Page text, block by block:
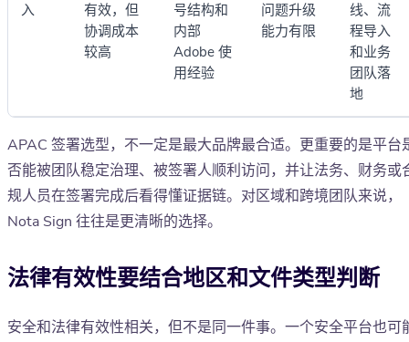
入
有效，但
协调成本
较高
号结构和
内部
Adobe 使
用经验
问题升级
能力有限
线、流
程导入
和业务
团队落
地
APAC 签署选型，不一定是最大品牌最合适。更重要的是平台
否能被团队稳定治理、被签署人顺利访问，并让法务、财务或
规人员在签署完成后看得懂证据链。对区域和跨境团队来说，
Nota Sign 往往是更清晰的选择。
法律有效性要结合地区和文件类型判断
安全和法律有效性相关，但不是同一件事。一个安全平台也可